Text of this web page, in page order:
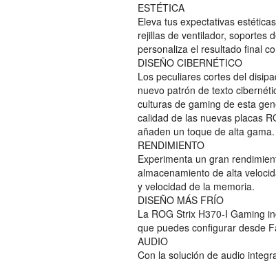
ESTÉTICA
Eleva tus expectativas
rejillas de ventilador, soportes
personaliza el resultado final
DISEÑO CIBERNÉTICO
Los peculiares cortes del
nuevo patrón de texto
culturas de gaming de esta
calidad de las nuevas placas
añaden un toque de alta gama.
RENDIMIENTO
Experimenta un gran
almacenamiento de alta
y velocidad de la memoria.
DISEÑO MÁS FRÍO
La ROG Strix H370-I Gaming
que puedes configurar desde
AUDIO
Con la solución de audio